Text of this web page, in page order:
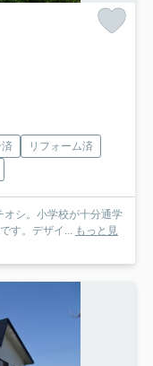
済
リフォーム済
シ。小学校が十分通学
す。デザイ... もっと見